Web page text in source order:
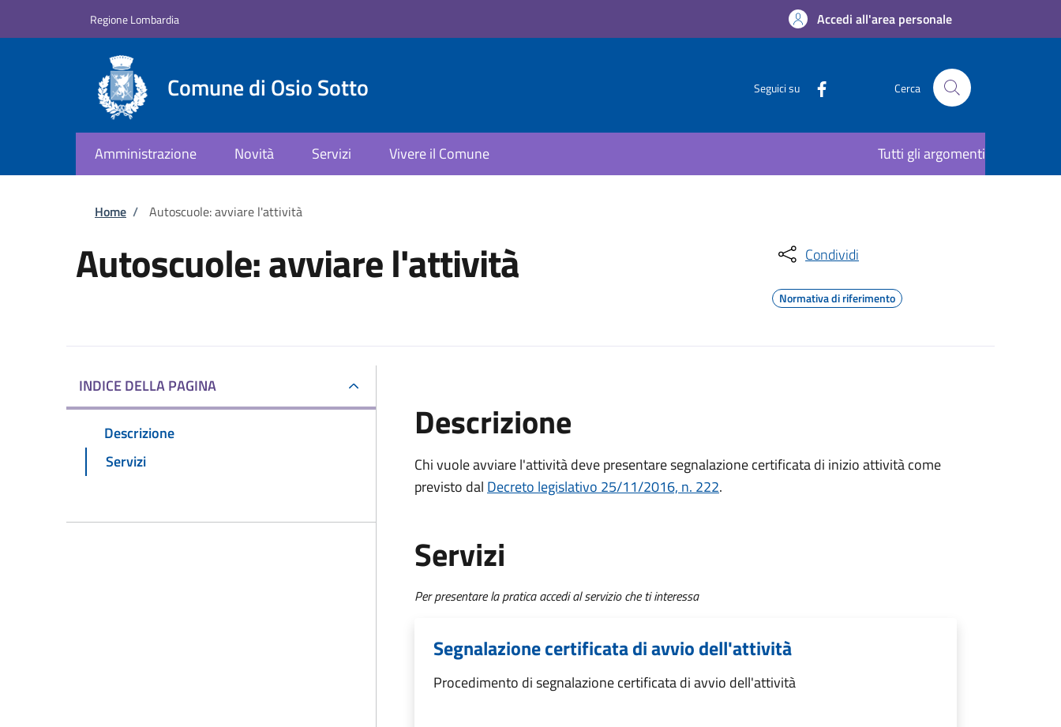
Regione Lombardia Accedi all'area personale
Comune di Osio Sotto Seguici su Cerca
Amministrazione Novità Servizi Vivere il Comune Tutti gli argomenti
Briciole di pane
Home / Autoscuole: avviare l'attività
Autoscuole: avviare l'attività Condividi
Normativa di riferimento
INDICE DELLA PAGINA
Descrizione
Servizi
Descrizione
Chi vuole avviare l'attività devepresentare segnalazione certificata di inizio attività come
previsto dal Decreto legislativo 25/11/2016, n. 222.
Servizi
Per presentare la pratica accedi al servizio che ti interessa
Segnalazione certificata di avvio dell'attività
Procedimento di segnalazione certificata di avvio dell'attività